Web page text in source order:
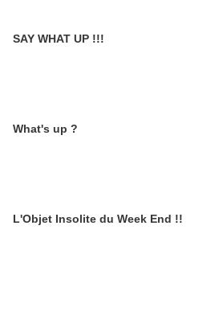
SAY WHAT UP !!!
What's up ?
L'Objet Insolite du Week End !!